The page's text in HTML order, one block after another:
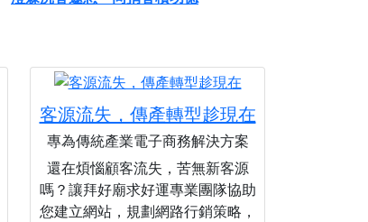
客源流失，傳產轉型趁現在
專為傳統產業電子商務解決方案
還在煩惱顧客流失，苦無新客源
嗎？讓拜好廟求好運專業團隊協助
您建立網站，規劃網路行銷策略，